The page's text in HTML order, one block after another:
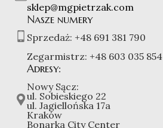
sklep@mgpietrzak.com
Nasze numery
Sprzedaż: +48 691 381 790
Zegarmistrz: +48 603 035 854
Adresy:
Nowy Sącz:
ul. Sobieskiego 22
ul. Jagiellońska 17a
Kraków
Bonarka City Center